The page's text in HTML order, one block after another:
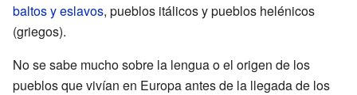
baltos y eslavos, pueblos itálicos y pueblos helénicos
(griegos).
No se sabe mucho sobre la lengua o el origen de los
pueblos que vivían en Europa antes de la llegada de los